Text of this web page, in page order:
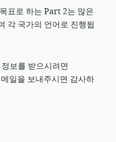
표로 하는 Part 2는 많은
각 국가의 언어로 진행됩
보를 받으시려면
일을 보내주시면 감사하